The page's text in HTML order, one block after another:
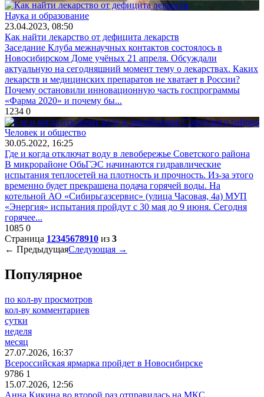
Наука и образование
23.04.2023, 08:50
Как найти лекарство от дефицита лекарств
Заседание Клуба межнаучных контактов состоялось в
Новосибирском Доме учёных 21 апреля. Обсуждали
актуальную на сегодняшний момент тему о лекарствах. Каких
лекарств и медицинских препаратов не хватает в России?
Почему остановили инновационную часть госпрограммы
«Фарма 2020» и почему бы...
1234 0
Человек и общество
30.05.2022, 16:25
Где и когда отключат воду в левобережье Советского района
В микрорайоне ОбьГЭС начинаются гидравлические
испытания теплосетей на плотность и прочность. Из-за этого
временно будет прекращена подача горячей воды. На
котельной АО «Сибирьгазсервис» (улица Часовая, 4а) МУП
«Энергия» испытания пройдут с 30 мая до 9 июня. Сегодня
горячее...
1085 0
Страница 12345678910 из 3
← ПредыдущаяСледующая →
Популярное
по кол-ву просмотров
кол-ву комментариев
сутки
неделя
месяц
27.07.2026, 16:37
Всероссийская ярмарка пройдет в Новосибирске
9786 1
15.07.2026, 12:56
Анна Кикина во второй раз отправилась на МКС